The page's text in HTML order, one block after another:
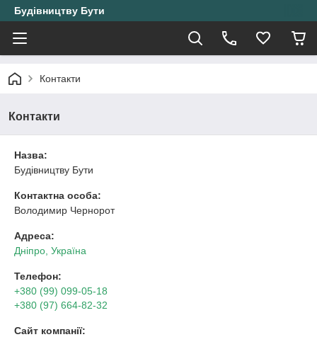
Будівництву Бути
Контакти
Контакти
Назва:
Будівництву Бути
Контактна особа:
Володимир Чернорот
Адреса:
Дніпро, Україна
Телефон:
+380 (99) 099-05-18
+380 (97) 664-82-32
Сайт компанії: